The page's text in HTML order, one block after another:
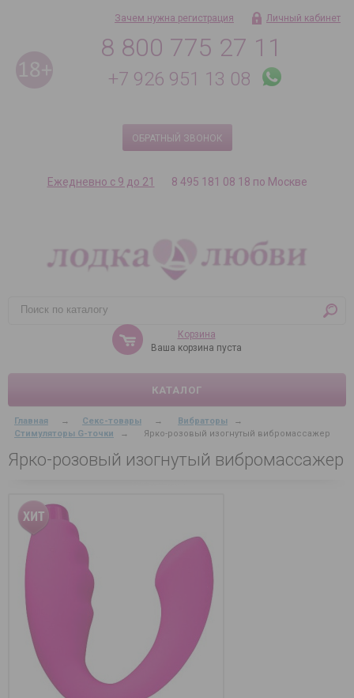
8 800 775 27 11
+7 926 951 13 08
ОБРАТНЫЙ ЗВОНОК
Зачем нужна регистрация Личный кабинет
Ежедневно с 9 до 21 8 495 181 08 18 по Москве
Корзина
Ваша корзина пуста
КАТАЛОГ
Главная → Секс-товары → Вибраторы
→
Стимуляторы G-точки
→ Ярко-розовый изогнутый вибромассажер
Ярко-розовый изогнутый вибромассажер